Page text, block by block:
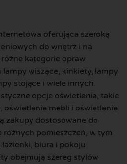
oferująca szeroką
do wnętrz i na
kategorie opraw
wiszące, kinkiety, lampy
stojące i wiele innych.
opcje oświetlenia, takie
oświetlenie mebli i oświetlenie
zakupy dostosowane do
pomieszczeń, w tym
biura i pokoju
obejmują szereg stylów